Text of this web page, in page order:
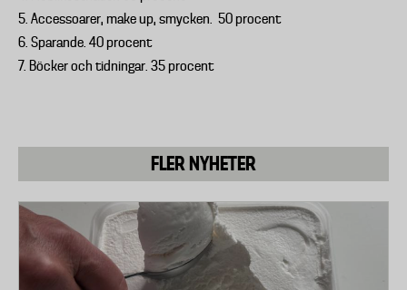
5. Accessoarer, make up, smycken. 50 procent
6. Sparande. 40 procent
7. Böcker och tidningar. 35 procent
FLER NYHETER